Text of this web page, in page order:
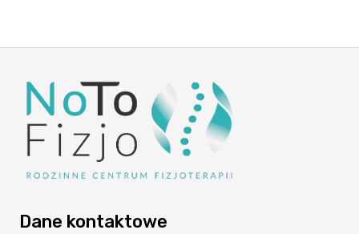
Dane kontaktowe